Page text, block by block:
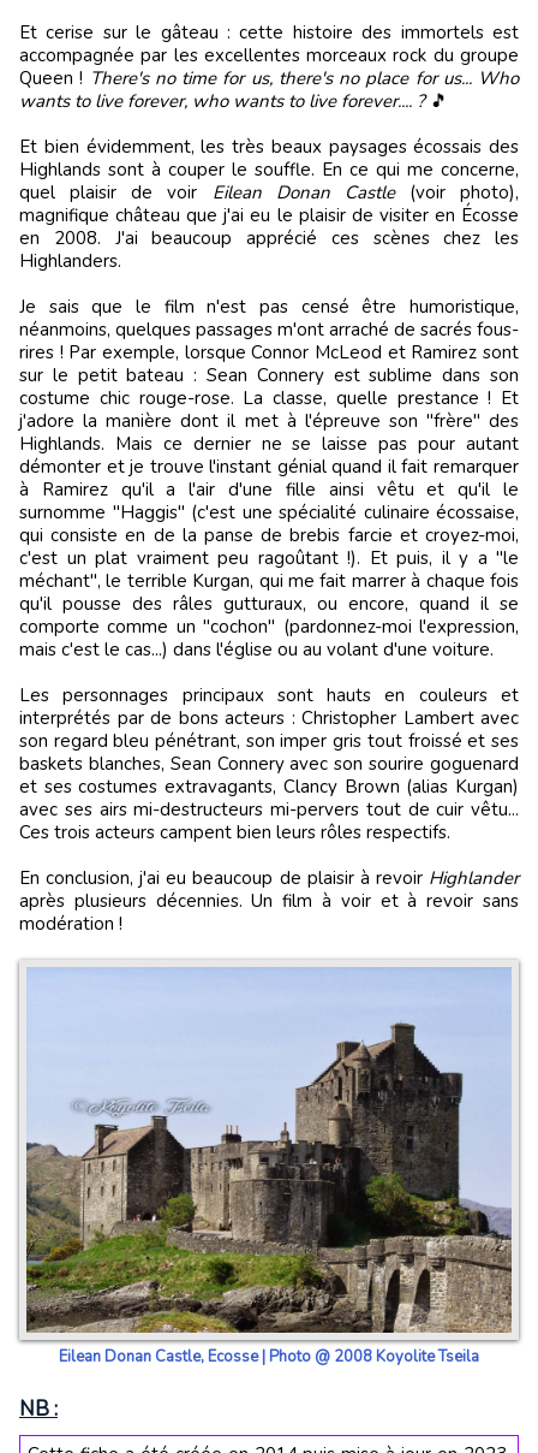
Et cerise sur le gâteau : cette histoire des immortels est
accompagnée par les excellentes morceaux rock du groupe
Queen ! There's no time for us, there's no place for us... Who
wants to live forever, who wants to live forever.... ? 🎵
Et bien évidemment, les très beaux paysages écossais des
Highlands sont à couper le souffle. En ce qui me concerne,
quel plaisir de voir Eilean Donan Castle(voir photo),
magnifique château que j'ai eu le plaisir de visiter en Écosse
en 2008. J'ai beaucoup apprécié ces scènes chez les
Highlanders.
Je sais que le film n'est pas censé être humoristique,
néanmoins, quelques passages m'ont arraché de sacrés fous-
rires ! Par exemple, lorsque Connor McLeod et Ramirez sont
sur le petit bateau : Sean Connery est sublime dans son
costume chic rouge-rose. La classe, quelle prestance ! Et
j'adore la manière dont il met à l'épreuve son "frère" des
Highlands. Mais ce dernier ne se laisse pas pour autant
démonter et je trouve l'instant génial quand il fait remarquer
à Ramirez qu'il a l'air d'une fille ainsi vêtu et qu'il le
surnomme "Haggis" (c'est une spécialité culinaire écossaise,
qui consiste en de la panse de brebis farcie et croyez-moi,
c'est un plat vraiment peu ragoûtant !). Et puis, il y a "le
méchant", le terrible Kurgan, qui me fait marrer à chaque fois
qu'il pousse des râles gutturaux, ou encore, quand il se
comporte comme un "cochon" (pardonnez-moi l'expression,
mais c'est le cas...) dans l'église ou au volant d'une voiture.
Les personnages principaux sont hauts en couleurs et
interprétés par de bons acteurs : Christopher Lambert avec
son regard bleu pénétrant, son imper gris tout froissé et ses
baskets blanches, Sean Connery avec son sourire goguenard
et ses costumes extravagants, Clancy Brown (alias Kurgan)
avec ses airs mi-destructeurs mi-pervers tout de cuir vêtu...
Ces trois acteurs campent bien leurs rôles respectifs.
En conclusion, j'ai eu beaucoup de plaisir à revoir Highlander
après plusieurs décennies. Un film à voir et à revoir sans
modération !
Eilean Donan Castle, Ecosse | Photo @ 2008 Koyolite Tseila
NB :